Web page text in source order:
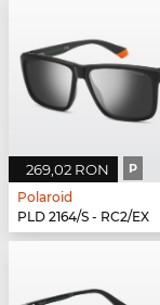
269,02 RON P
Polaroid
PLD 2164/S - RC2/EX